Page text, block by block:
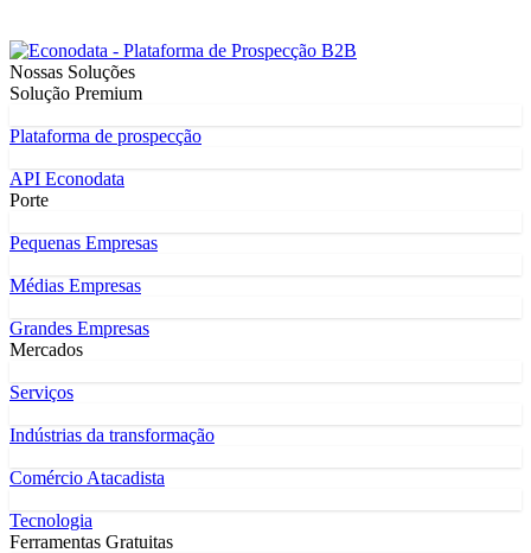
Nossas Soluções
Solução Premium
Plataforma de prospecção
API Econodata
Porte
Pequenas Empresas
Médias Empresas
Grandes Empresas
Mercados
Serviços
Indústrias da transformação
Comércio Atacadista
Tecnologia
Ferramentas Gratuitas